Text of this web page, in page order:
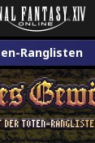
Ranglisten